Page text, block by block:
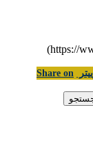
Share on